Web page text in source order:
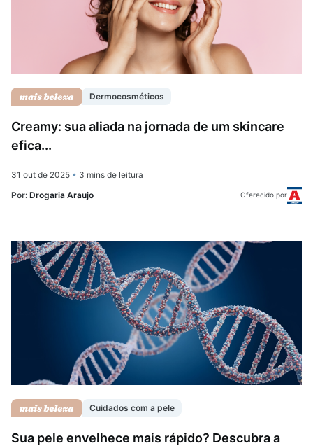
Dermocosméticos
Creamy: sua aliada na jornada de um skincare
efica...
31 out de 2025 • 3 mins de leitura
Por: Drogaria Araujo Oferecido por
Cuidados com a pele
Sua pele envelhece mais rápido? Descubra a